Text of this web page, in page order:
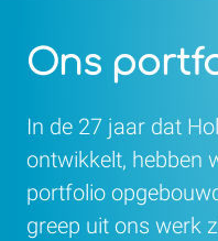
Ons
In de 27 jaar dat
ontwikkelt, hebben
portfolio
greep uit ons werk